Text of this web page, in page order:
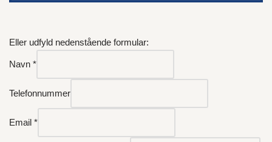
Eller udfyld nedenstående formular:
Navn *
Telefonnummer
Email *